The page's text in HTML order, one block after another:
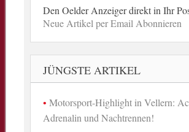
Den Oelder Anzeiger direkt in Ihr
Neue Artikel per Email Abonnieren
JÜNGSTE ARTIKEL
Motorsport-Highlight in Vellern:
Adrenalin und Nachtrennen!